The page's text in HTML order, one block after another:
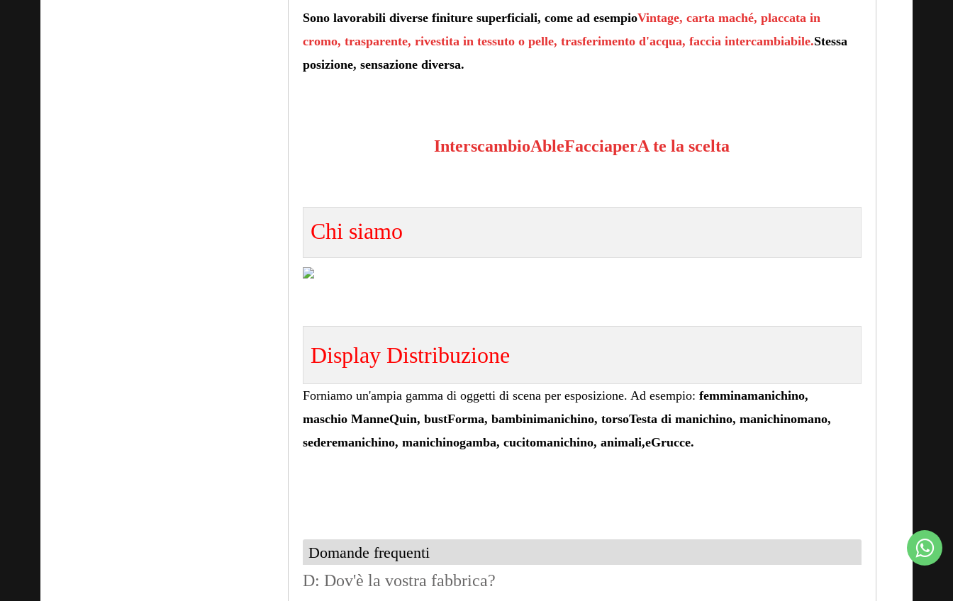
Sono lavorabili diverse finiture superficiali, come ad esempioVintage, carta maché, placcata in
cromo, trasparente, rivestita in tessuto o pelle, trasferimento d'acqua, faccia intercambiabile.Stessa
posizione, sensazione diversa.
InterscambioAbleFacciaperA te la scelta
Chi siamo
Display Distribuzione
Forniamo un'ampia gamma di oggetti di scena per esposizione. Ad esempio: femminamanichino,
maschio ManneQuin, bustForma, bambinimanichino, torsoTesta di manichino, manichinomano,
sederemanichino, manichinogamba, cucitomanichino, animali,eGrucce.
Domande frequenti
D: Dov'è la vostra fabbrica?